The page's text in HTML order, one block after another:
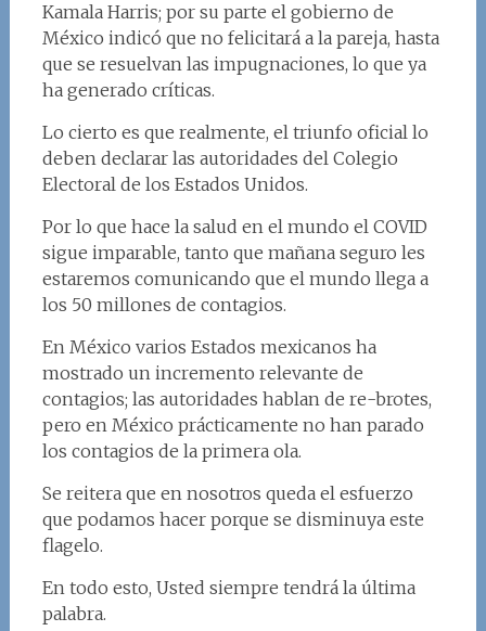
Kamala Harris; por su parte el gobierno de
México indicó que no felicitará a la pareja, hasta
que se resuelvan las impugnaciones, lo que ya
ha generado críticas.
Lo cierto es que realmente, el triunfo oficial lo
deben declarar las autoridades del Colegio
Electoral de los Estados Unidos.
Por lo que hace la salud en el mundo el COVID
sigue imparable, tanto que mañana seguro les
estaremos comunicando que el mundo llega a
los 50 millones de contagios.
En México varios Estados mexicanos ha
mostrado un incremento relevante de
contagios; las autoridades hablan de re-brotes,
pero en México prácticamente no han parado
los contagios de la primera ola.
Se reitera que en nosotros queda el esfuerzo
que podamos hacer porque se disminuya este
flagelo.
En todo esto, Usted siempre tendrá la última
palabra.